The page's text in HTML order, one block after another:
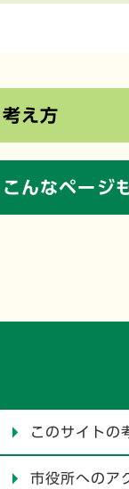
え方
こんなページ
このサイトの
市役所へのア